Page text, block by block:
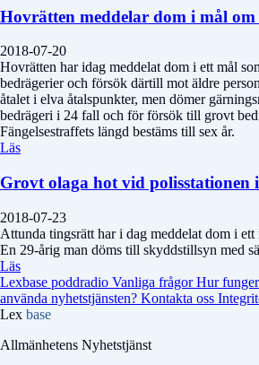
Hovrätten meddelar dom i mål
2018-07-20
Hovrätten har idag meddelat dom i ett mål
bedrägerier och försök därtill mot äldre
åtalet i elva åtalspunkter, men dömer
bedrägeri i 24 fall och för försök till grovt
Fängelsestraffets längd bestäms till sex år.
Läs
Grovt olaga hot vid polisstationen
2018-07-23
Attunda tingsrätt har i dag meddelat dom i
En 29-årig man döms till skyddstillsyn med
Läs
Lexbase poddradio Vanliga frågorHur
använda nyhetstjänsten? Kontakta oss
Lex base
Allmänhetens Nyhetstjänst